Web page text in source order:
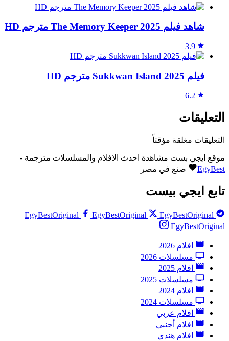
شاهد فيلم The Memory Keeper 2025 مترجم HD
3.9
فيلم Sukkwan Island 2025 مترجم HD
6.2
التعليقات
التعليقات مغلقة مؤقتاً
موقع ايجي بست مشاهدة احدث الافلام والمسلسلات مترجمة -
EgyBest
صنع في مصر
تابع ايجي بيست
EgyBestOriginal EgyBestOriginal
EgyBestOriginal
EgyBestOriginal
افلام 2026
مسلسلات 2026
افلام 2025
مسلسلات 2025
افلام 2024
مسلسلات 2024
افلام عربي
افلام أجنبي
افلام هندي